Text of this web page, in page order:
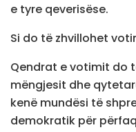
e tyre qeverisëse.
Si do të zhvillohet
Qendrat e votimit do
mëngjesit dhe
kenë mundësi të
demokratik për